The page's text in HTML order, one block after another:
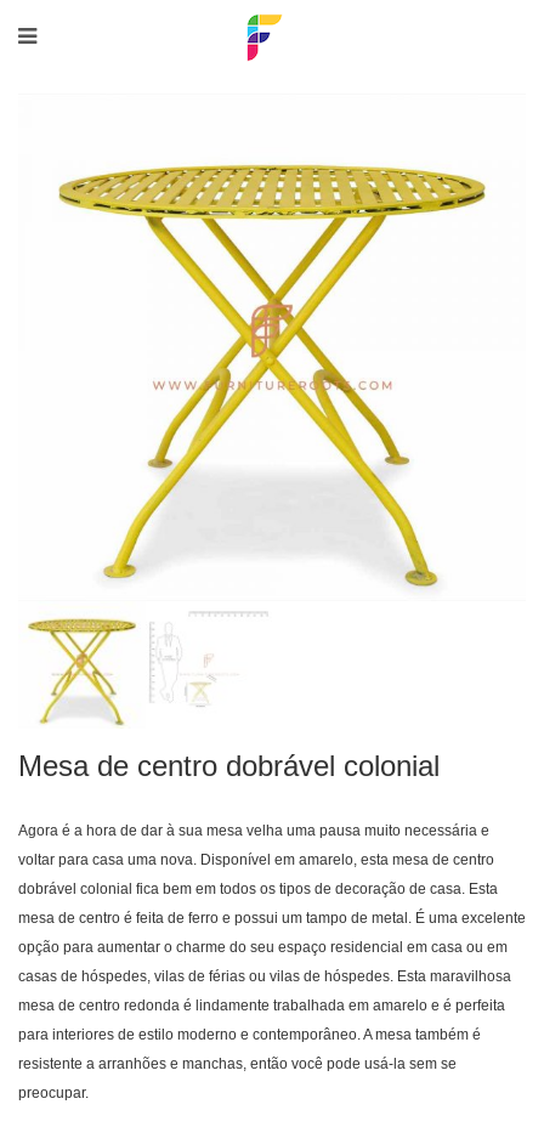
Mesa de centro dobrável colonial
Agora é a hora de dar à sua mesa velha uma pausa muito necessária e
voltar para casa uma nova. Disponível em amarelo, esta mesa de centro
dobrável colonial fica bem em todos os tipos de decoração de casa. Esta
mesa de centro é feita de ferro e possui um tampo de metal. É uma excelente
opção para aumentar o charme do seu espaço residencial em casa ou em
casas de hóspedes, vilas de férias ou vilas de hóspedes. Esta maravilhosa
mesa de centro redonda é lindamente trabalhada em amarelo e é perfeita
para interiores de estilo moderno e contemporâneo. A mesa também é
resistente a arranhões e manchas, então você pode usá-la sem se
preocupar.